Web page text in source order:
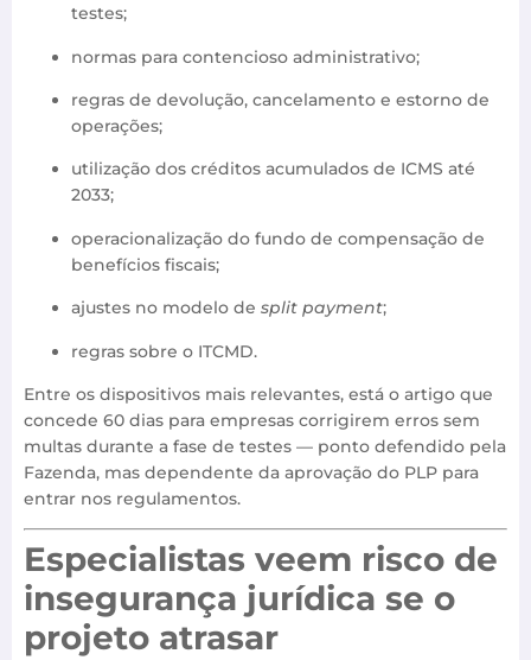
testes;
normas para contencioso administrativo;
regras de devolução, cancelamento e estorno de
operações;
utilização dos créditos acumulados de ICMS até
2033;
operacionalização do fundo de compensação de
benefícios fiscais;
ajustes no modelo de split payment;
regras sobre o ITCMD.
Entre os dispositivos mais relevantes, está o artigo que
concede 60 dias para empresas corrigirem erros sem
multas durante a fase de testes — ponto defendido pela
Fazenda, mas dependente da aprovação do PLP para
entrar nos regulamentos.
Especialistas veem risco de
insegurança jurídica se o
projeto atrasar